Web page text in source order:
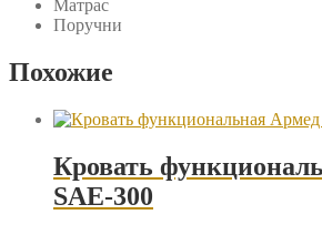
Матрас
Поручни
Похожие
Кровать
SAE-300